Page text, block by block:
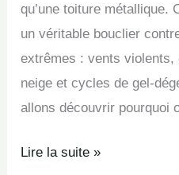
qu’une toiture métallique.
un véritable bouclier
extrêmes : vents
neige et cycles de gel-
allons découvrir pourquoi
Lire la suite »